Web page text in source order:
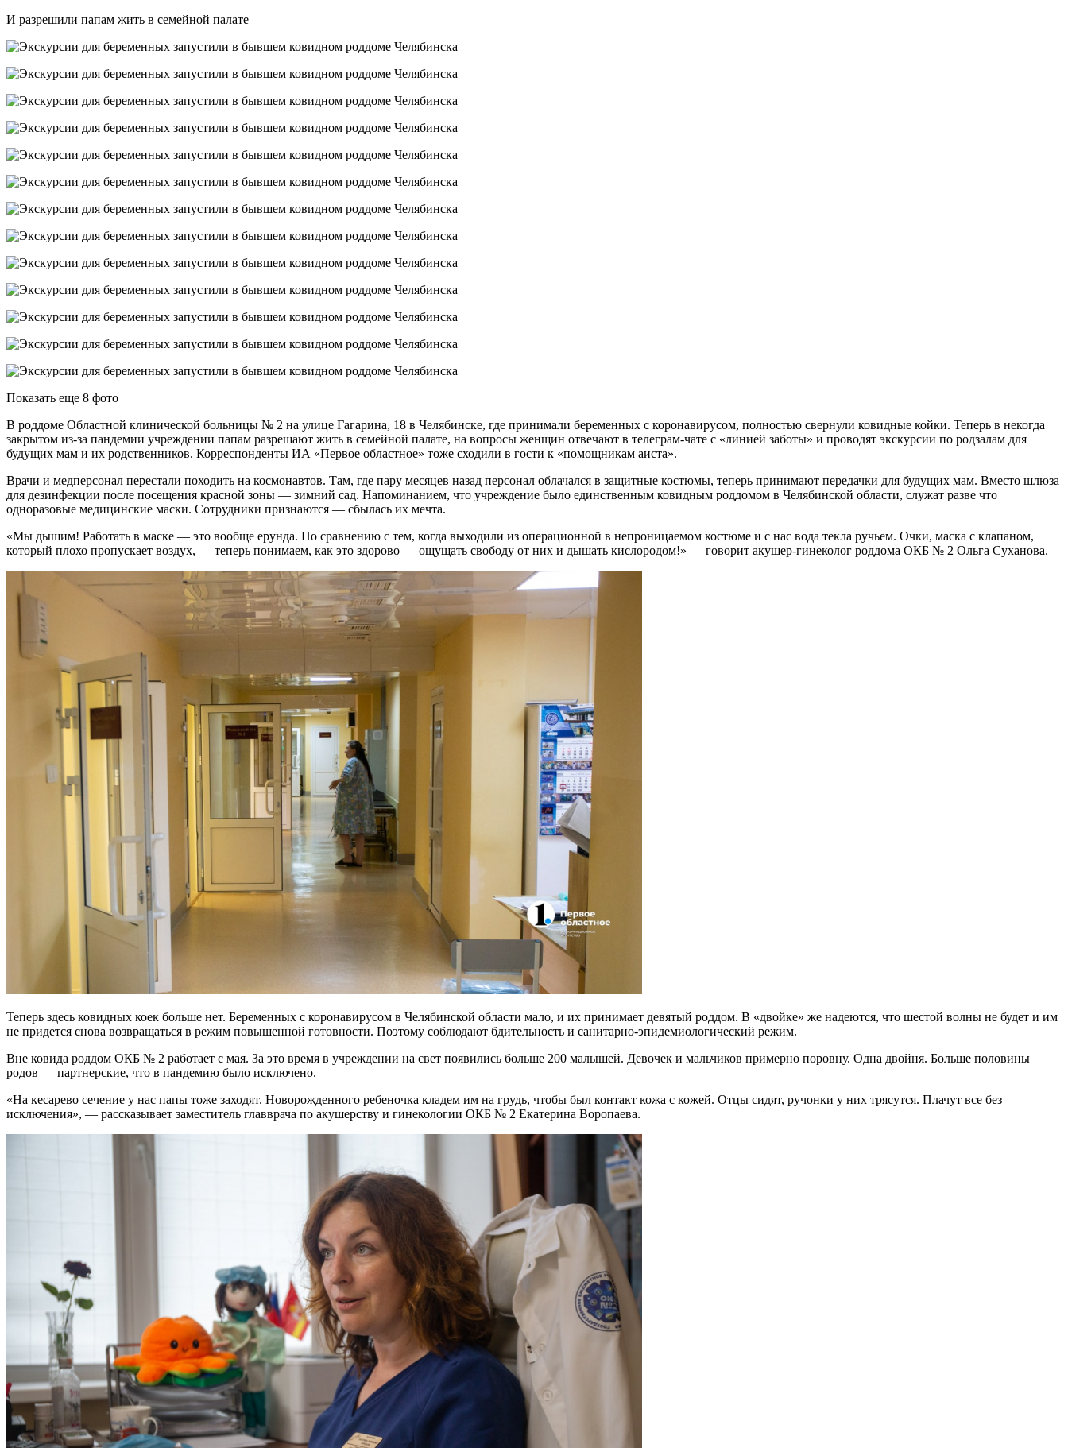
И разрешили папам жить в семейной палате
Показать еще 8 фото
В роддоме Областной клинической больницы № 2 на улице Гагарина, 18 в Челябинске, где принимали беременных с коронавирусом, полностью свернули ковидные койки. Теперь в некогда
закрытом из-за пандемии учреждении папам разрешают жить в семейной палате, на вопросы женщин отвечают в телеграм-чате с «линией заботы» и проводят экскурсии по родзалам для
будущих мам и их родственников. Корреспонденты ИА «Первое областное» тоже сходили в гости к «помощникам аиста».
Врачи и медперсонал перестали походить на космонавтов. Там, где пару месяцев назад персонал облачался в защитные костюмы, теперь принимают передачки для будущих мам. Вместо шлюза
для дезинфекции после посещения красной зоны — зимний сад. Напоминанием, что учреждение было единственным ковидным роддомом в Челябинской области, служат разве что
одноразовые медицинские маски. Сотрудники признаются — сбылась их мечта.
«Мы дышим! Работать в маске — это вообще ерунда. По сравнению с тем, когда выходили из операционной в непроницаемом костюме и с нас вода текла ручьем. Очки, маска с клапаном,
который плохо пропускает воздух, — теперь понимаем, как это здорово — ощущать свободу от них и дышать кислородом!» — говорит акушер-гинеколог роддома ОКБ № 2 Ольга Суханова.
Теперь здесь ковидных коек больше нет. Беременных с коронавирусом в Челябинской области мало, и их принимает девятый роддом. В «двойке» же надеются, что шестой волны не будет и им
не придется снова возвращаться в режим повышенной готовности. Поэтому соблюдают бдительность и санитарно-эпидемиологический режим.
Вне ковида роддом ОКБ № 2 работает с мая. За это время в учреждении на свет появились больше 200 малышей. Девочек и мальчиков примерно поровну. Одна двойня. Больше половины
родов — партнерские, что в пандемию было исключено.
«На кесарево сечение у нас папы тоже заходят. Новорожденного ребеночка кладем им на грудь, чтобы был контакт кожа с кожей. Отцы сидят, ручонки у них трясутся. Плачут все без
исключения», — рассказывает заместитель главврача по акушерству и гинекологии ОКБ № 2 Екатерина Воропаева.